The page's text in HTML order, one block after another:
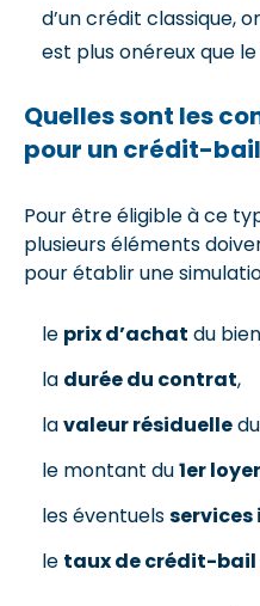
d’un crédit classique,
est plus onéreux que
Quelles sont les
pour un crédit-
Pour être éligible à ce
plusieurs éléments
pour établir une
le prix d’achat du
la durée du contrat,
lavaleur résiduelle
le montant du1er
les éventuelsservices
le taux de crédit-